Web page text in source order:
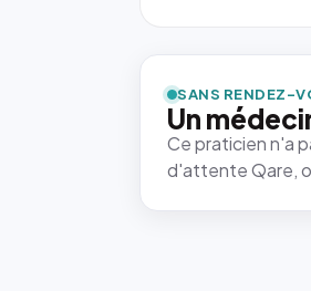
SANS RENDEZ-
Un
Ce praticien n'a
d'attente Qare,